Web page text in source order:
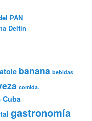
PAN
Delfín
atole banana bebidas
comida.
Cuba
gastronomía